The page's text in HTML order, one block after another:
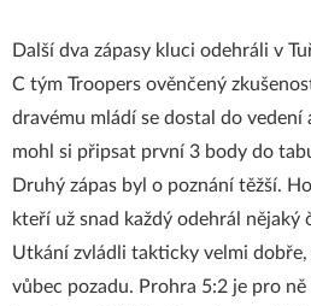
Další dva zápasy kluci odehráli v
C tým Troopers ověnčený
dravému mládí se dostal do vedení
mohl si připsat první 3 body do
Druhý zápas byl o poznání těžší.
kteří už snad každý odehrál nějaký
Utkání zvládli takticky velmi dobře,
vůbec pozadu. Prohra 5:2 je pro